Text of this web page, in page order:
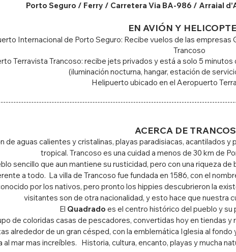
Porto Seguro / Ferry / Carretera Via BA-986 / Arraial
EN AVIÓN Y
Internacional de Porto Seguro: Recibe vuelos de las empresas
Trancoso
Terravista Trancoso: recibe jets privados y está a solo 5
(iluminación nocturna, hangar, estación de
Helipuerto ubicado en el Aeropuerto
ACERCA DE TR
de aguas calientes y cristalinas, playas paradisiacas, acantilados
tropical. Trancoso es una cuidad a menos de 30 km de
sencillo que aun mantiene su rusticidad, pero con una riqueza
a todo. La villa de Trancoso fue fundada en 1586, con el
por los nativos, pero pronto los hippies descubrieron la
visitantes son de otra nacionalidad, y esto hace que nuestra
El Quadrado es el centro histórico del pueblo y su
de coloridas casas de pescadores, convertidas hoy en tiendas
alrededor de un gran césped, con la emblemática Iglesia al
al mar mas increíbles. Historia, cultura, encanto, playas y mucha